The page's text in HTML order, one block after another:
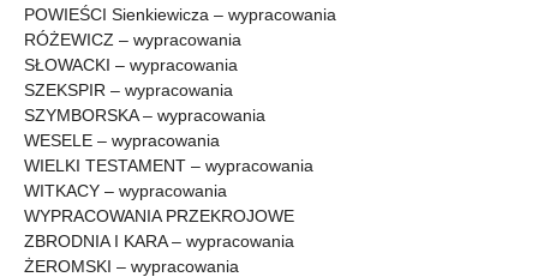
POWIEŚCI Sienkiewicza – wypracowania
RÓŻEWICZ – wypracowania
SŁOWACKI – wypracowania
SZEKSPIR – wypracowania
SZYMBORSKA – wypracowania
WESELE – wypracowania
WIELKI TESTAMENT – wypracowania
WITKACY – wypracowania
WYPRACOWANIA PRZEKROJOWE
ZBRODNIA I KARA – wypracowania
ŻEROMSKI – wypracowania